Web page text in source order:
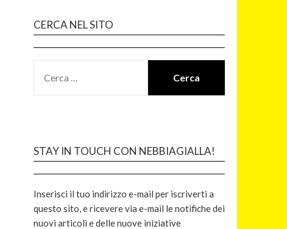
CERCA NEL SITO
STAY IN TOUCH CON NEBBIAGIALLA!
Inserisci il tuo indirizzo e-mail per iscriverti a
questo sito, e ricevere via e-mail le notifiche dei
nuovi articoli e delle nuove iniziative